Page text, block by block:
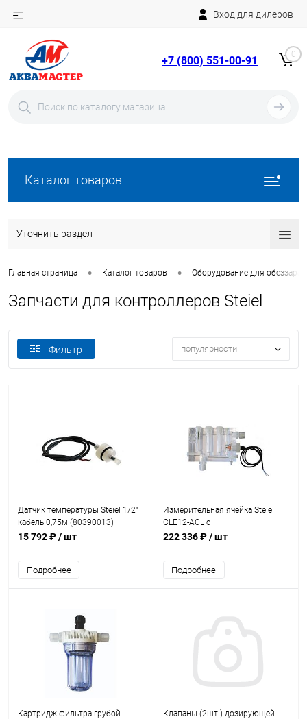
Вход для дилеров
+7 (800) 551-00-91 0
Каталог товаров
Уточнить раздел
Главная страница • Каталог товаров • Оборудование для
Запчасти для контроллеров Steiel
Фильтр популярности
Датчик температуры Steiel 1/2"
кабель 0,75м (80390013)
15 792 ₽/ шт
Подробнее
Измерительная ячейка Steiel
CLE12-ACL с
амперометрическим датчиком
222 336 ₽/ шт
Подробнее
Картридж фильтра грубой
Клапаны (2шт.) дозирующей